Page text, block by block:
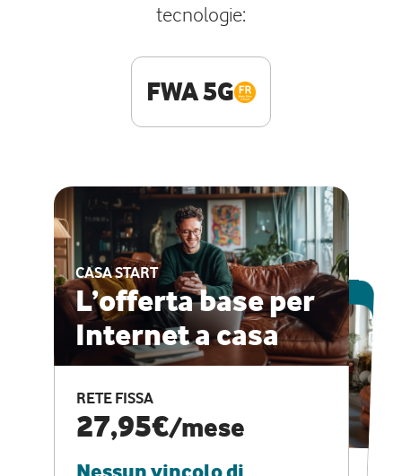
tecnologie:
FWA 5G
CASA START
L’offerta base per
Internet a casa
RETE FISSA
27,95€/mese
Nessun vincolo di
ESCLUSIVA ONLINE
CASA PRO
Internet veloce e
vantaggi speciali
RETE FISSA + VODAFONE CLUB